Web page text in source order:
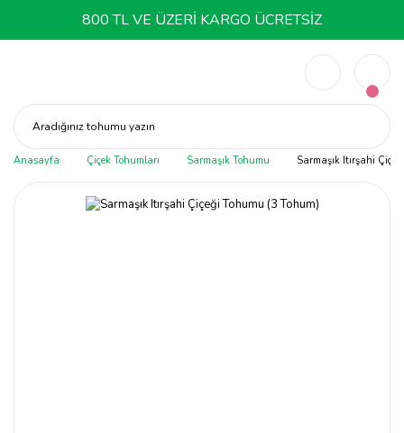
800 TL VE ÜZERİ KARGO ÜCRETSİZ
Aradığınız tohumu yazın
Anasayfa Çiçek Tohumları Sarmaşık Tohumu Sarmaşık Itırşahi